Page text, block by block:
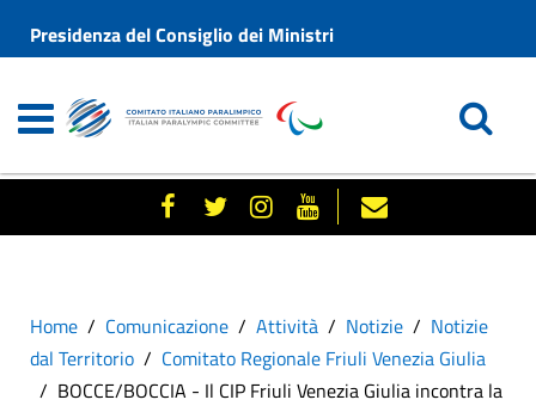
Presidenza del Consiglio dei Ministri
Home Comunicazione Attività Notizie
Notizie
dal Territorio
Comitato Regionale Friuli Venezia Giulia
BOCCE/BOCCIA - Il CIP Friuli Venezia Giulia incontra la